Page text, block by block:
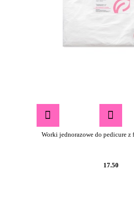
Worki jednorazowe do pedicure z
17.50